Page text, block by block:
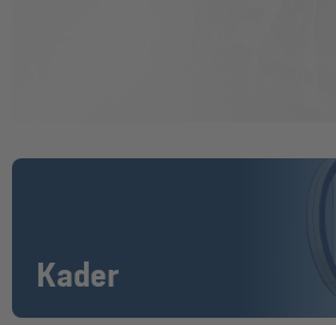
Kader